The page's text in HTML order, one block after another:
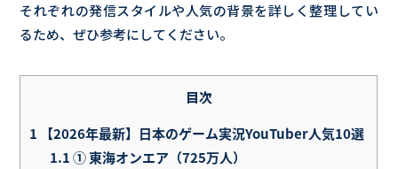
それぞれの発信スタイルや人気の背景を詳しく整理してい
るため、ぜひ参考にしてください。
目次
1 【2026年最新】日本のゲーム実況YouTuber人気10選
1.1① 東海オンエア（725万人）